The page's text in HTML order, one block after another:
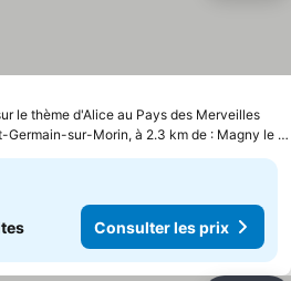
le thème d'Alice au Pays des Merveilles
Saint-Germain-sur-Morin, à 2.3 km de : Magny le Hongre
Consulter les prix